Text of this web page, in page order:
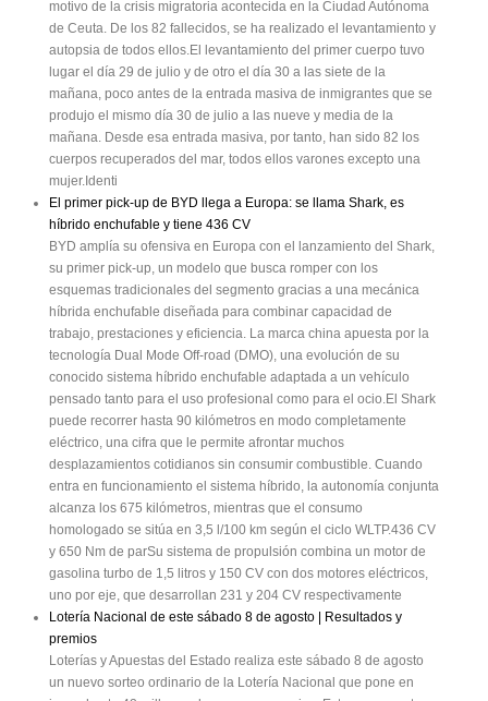
motivo de la crisis migratoria acontecida en la Ciudad Autónoma
de Ceuta. De los 82 fallecidos, se ha realizado el levantamiento y
autopsia de todos ellos.El levantamiento del primer cuerpo tuvo
lugar el día 29 de julio y de otro el día 30 a las siete de la
mañana, poco antes de la entrada masiva de inmigrantes que se
produjo el mismo día 30 de julio a las nueve y media de la
mañana. Desde esa entrada masiva, por tanto, han sido 82 los
cuerpos recuperados del mar, todos ellos varones excepto una
mujer.Identi
El primer pick-up de BYD llega a Europa: se llama Shark, es
híbrido enchufable y tiene 436 CV
BYD amplía su ofensiva en Europa con el lanzamiento del Shark,
su primer pick-up, un modelo que busca romper con los
esquemas tradicionales del segmento gracias a una mecánica
híbrida enchufable diseñada para combinar capacidad de
trabajo, prestaciones y eficiencia. La marca china apuesta por la
tecnología Dual Mode Off-road (DMO), una evolución de su
conocido sistema híbrido enchufable adaptada a un vehículo
pensado tanto para el uso profesional como para el ocio.El Shark
puede recorrer hasta 90 kilómetros en modo completamente
eléctrico, una cifra que le permite afrontar muchos
desplazamientos cotidianos sin consumir combustible. Cuando
entra en funcionamiento el sistema híbrido, la autonomía conjunta
alcanza los 675 kilómetros, mientras que el consumo
homologado se sitúa en 3,5 l/100 km según el ciclo WLTP.436 CV
y 650 Nm de parSu sistema de propulsión combina un motor de
gasolina turbo de 1,5 litros y 150 CV con dos motores eléctricos,
uno por eje, que desarrollan 231 y 204 CV respectivamente
Lotería Nacional de este sábado 8 de agosto | Resultados y
premios
Loterías y Apuestas del Estado realiza este sábado 8 de agosto
un nuevo sorteo ordinario de la Lotería Nacional que pone en